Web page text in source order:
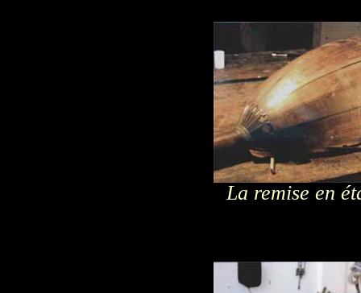
La remise en